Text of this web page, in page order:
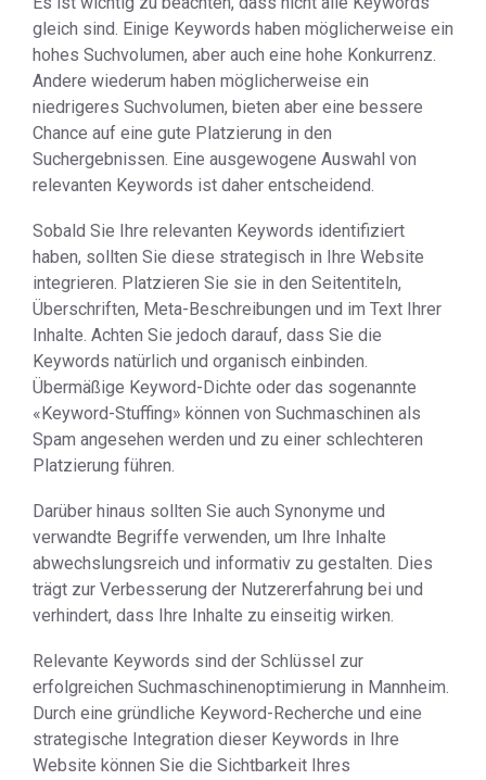
gleich sind. Einige Keywords haben möglicherweise ein
hohes Suchvolumen, aber auch eine hohe Konkurrenz.
Andere wiederum haben möglicherweise ein
niedrigeres Suchvolumen, bieten aber eine bessere
Chance auf eine gute Platzierung in den
Suchergebnissen. Eine ausgewogene Auswahl von
relevanten Keywords ist daher entscheidend.
Sobald Sie Ihre relevanten Keywords identifiziert
haben, sollten Sie diese strategisch in Ihre Website
integrieren. Platzieren Sie sie in den Seitentiteln,
Überschriften, Meta-Beschreibungen und im Text Ihrer
Inhalte. Achten Sie jedoch darauf, dass Sie die
Keywords natürlich und organisch einbinden.
Übermäßige Keyword-Dichte oder das sogenannte
«Keyword-Stuffing» können von Suchmaschinen als
Spam angesehen werden und zu einer schlechteren
Platzierung führen.
Darüber hinaus sollten Sie auch Synonyme und
verwandte Begriffe verwenden, um Ihre Inhalte
abwechslungsreich und informativ zu gestalten. Dies
trägt zur Verbesserung der Nutzererfahrung bei und
verhindert, dass Ihre Inhalte zu einseitig wirken.
Relevante Keywords sind der Schlüssel zur
erfolgreichen Suchmaschinenoptimierung in Mannheim.
Durch eine gründliche Keyword-Recherche und eine
strategische Integration dieser Keywords in Ihre
Website können Sie die Sichtbarkeit Ihres